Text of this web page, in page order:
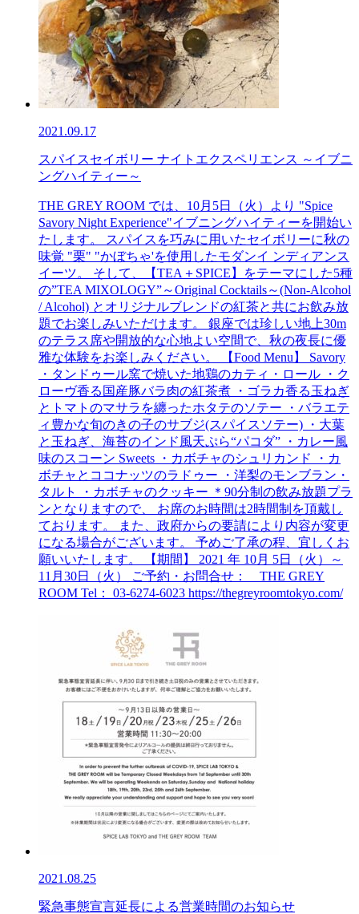
2021.09.17
スパイスセイボリー ナイトエクスペリエンス ～イブニ
ングハイティー～
THE GREY ROOM では、10月5日（火）より "Spice
Savory Night Experience"イブニングハイティーを開始い
たします。 スパイスを巧みに用いたセイボリーに秋の
味覚 "栗" "かぼちゃ'を使用したモダンイ ンディアンス
イーツ。 そして、【TEA＋SPICE】をテーマにした5種
の”TEA MIXOLOGY”～Original Cocktails～(Non-Alcohol
/ Alcohol) とオリジナルブレンドの紅茶と共にお飲み放
題でお楽しみいただけます。 銀座では珍しい地上30m
のテラス席や開放的な心地よい空間で、秋の夜長に優
雅な体験をお楽しみください。 【Food Menu】 Savory
・タンドゥール窯で焼いた地鶏のカティ・ロール ・ク
ローヴ香る国産豚バラ肉の紅茶煮 ・ゴラカ香る玉ねぎ
とトマトのマサラを纏ったホタテのソテー ・バラエテ
ィ豊かな旬のきの子のサブジ(スパイスソテー) ・大葉
と玉ねぎ、海苔のインド風天ぷら“パコダ” ・カレー風
味のスコーン Sweets ・カボチャのシュリカンド ・カ
ボチャとココナッツのラドゥー ・洋梨のモンブラン・
タルト ・カボチャのクッキー ＊90分制の飲み放題プラ
ンとなりますので、 お席のお時間は2時間制を頂戴し
ております。 また、政府からの要請により内容が変更
になる場合がございます。 予めご了承の程、宜しくお
願いいたします。 【期間】 2021 年 10月 5日（火）～
11月30日（火） ご予約・お問合せ： THE GREY
ROOM Tel： 03-6274-6023 https://thegreyroomtokyo.com/
2021.08.25
緊急事態宣言延長による営業時間のお知らせ